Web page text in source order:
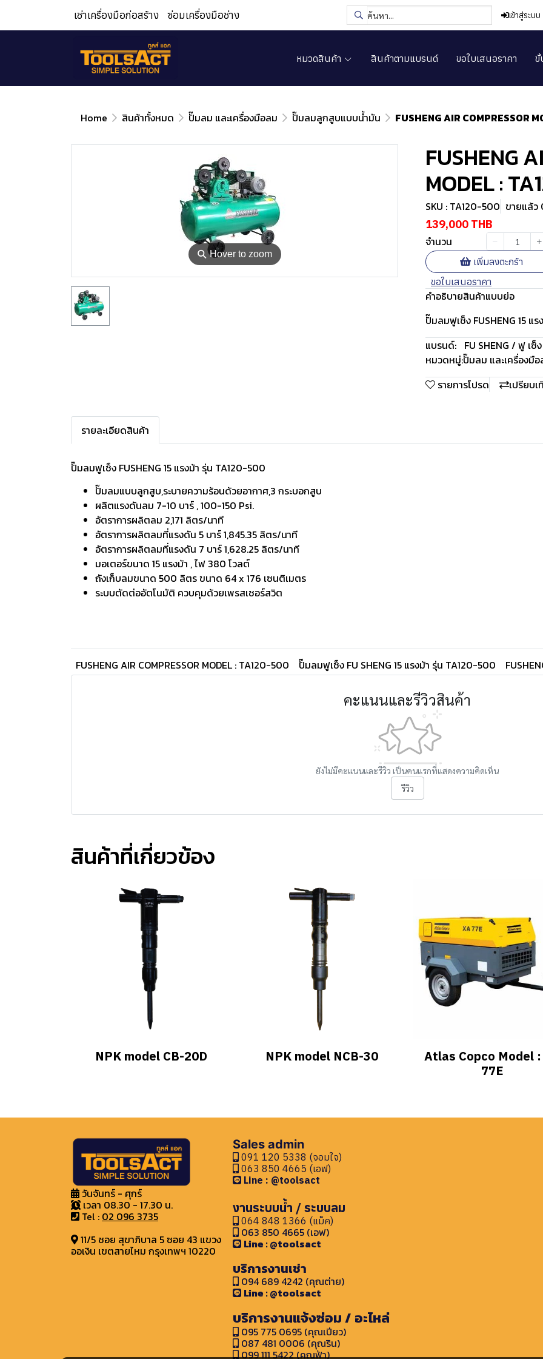
เช่าเครื่องมือก่อสร้าง ซ่อมเครื่องมือช่าง เข้าสู่ระบบ
หมวดสินค้า สินค้าตามแบรนด์ ขอใบเสนอราคา ขั้
Home สินค้าทั้งหมด ปั๊มลม และเครื่องมือลม ปั๊มลมลูกสูบแบบน้ำมัน FUSHENG AIR COMPRESSOR
⚲Hover to zoom
FUSHENG
MODEL :
SKU : TA120-500 ขายแล้ว
139,000 THB
จำนวน
เพิ่มลงตะกร้า
ขอใบเสนอราคา
คำอธิบายสินค้าแบบย่อ
ปั๊มลมฟูเช็ง FUSHENG 15 แ
แบรนด์: FU SHENG / ฟู เซ็ง
หมวดหมู่:ปั๊มลม และเครื่องมื
รายการโปรด
เปรียบ
รายละเอียดสินค้า
ปั๊มลมฟูเช็ง FUSHENG 15 แรงม้า รุ่น TA120-500
ปั๊มลมแบบลูกสูบ,ระบายความร้อนด้วยอากาศ,3 กระบอกสูบ
ผลิตแรงดันลม 7-10 บาร์ , 100-150 Psi.
อัตราการผลิตลม 2,171 ลิตร/นาที
อัตราการผลิตลมที่แรงดัน 5 บาร์ 1,845.35 ลิตร/นาที
อัตราการผลิตลมที่แรงดัน 7 บาร์ 1,628.25 ลิตร/นาที
มอเตอร์ขนาด 15 แรงม้า , ไฟ 380 โวลต์
ถังเก็บลมขนาด 500 ลิตร ขนาด 64 x 176 เซนติเมตร
ระบบตัดต่ออัตโนมัติ ควบคุมด้วยเพรสเชอร์สวิต
FUSHENG AIR COMPRESSOR MODEL : TA120-500 ปั๊มลมฟูเช็ง FU SHENG 15 แรงม้า รุ่น TA120-500
คะแนนและรีวิวสินค้า
ยังไม่มีคะแนนและรีวิว เป็นคนแรกที่แสดงความคิดเห็น
รีวิว
สินค้าที่เกี่ยวข้อง
NPK model CB-20D NPK model NCB-30
Atlas Copco Model :
77E
วันจันทร์ - ศุกร์
เวลา 08.30 - 17.30 น.
Tel : 02 096 3735
11/5 ซอย สุขาภิบาล 5 ซอย 43 แขวง
ออเงิน เขตสายไหม กรุงเทพฯ 10220
Sales admin
091 120 5338 (จอมใจ)
063 850 4665 (เอฟ)
Line : @toolsact
งานระบบน้ำ / ระบบลม
064 848 1366 (แม็ค)
063 850 4665 (เอฟ)
Line : @toolsact
บริการงานเช่า
094 689 4242 (คุณต่าย)
Line : @toolsact
บริการงานแจ้งซ่อม / อะไหล่
095 775 0695 (คุณเปียว)
087 481 0006 (คุณริน)
099 111 5422 (คุณฟ้า)